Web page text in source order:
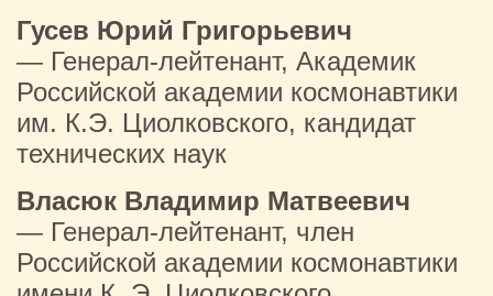
Гусев Юрий Григорьевич
— Генерал-лейтенант, Академик
Российской академии космонавтики
им. К.Э. Циолковского, кандидат
технических наук
Власюк Владимир Матвеевич
— Генерал-лейтенант, член
Российской академии космонавтики